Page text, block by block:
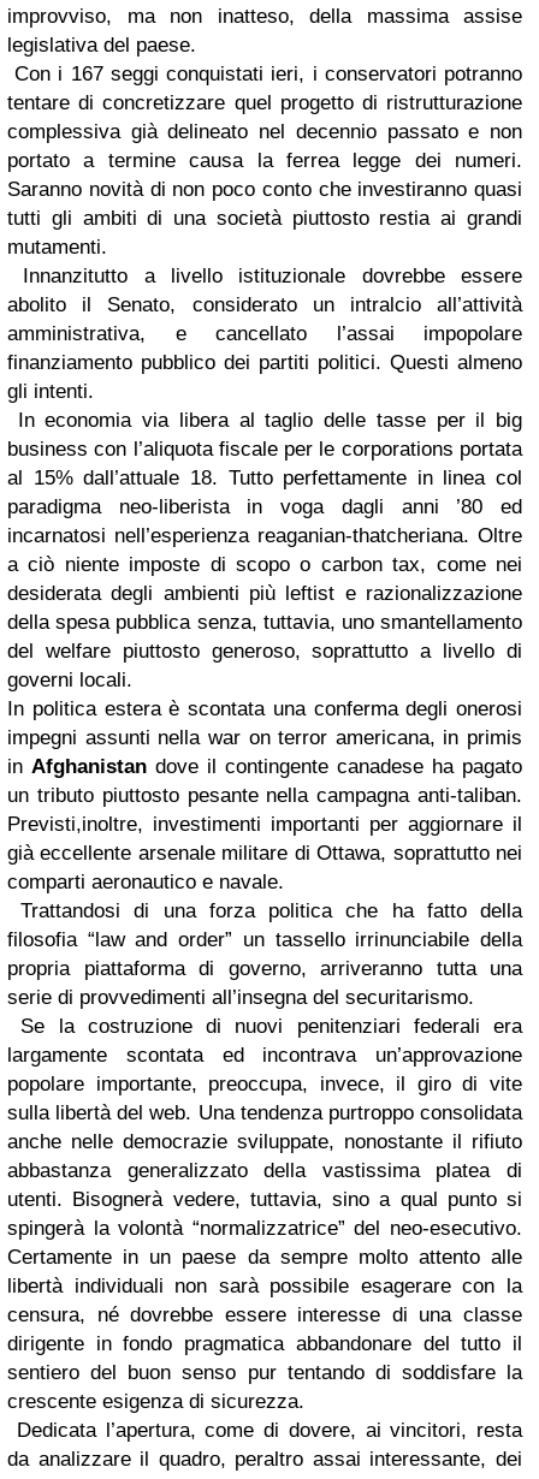
improvviso, ma non inatteso, della massima assise
legislativa del paese.
Con i 167 seggi conquistati ieri, i conservatori potranno
tentare di concretizzare quel progetto di ristrutturazione
complessiva già delineato nel decennio passato e non
portato a termine causa la ferrea legge dei numeri.
Saranno novità di non poco conto che investiranno quasi
tutti gli ambiti di una società piuttosto restia ai grandi
mutamenti.
Innanzitutto a livello istituzionale dovrebbe essere
abolito il Senato, considerato un intralcio all’attività
amministrativa, e cancellato l’assai impopolare
finanziamento pubblico dei partiti politici. Questi almeno
gli intenti.
In economia via libera al taglio delle tasse per il big
business con l’aliquota fiscale per le corporations portata
al 15% dall’attuale 18. Tutto perfettamente in linea col
paradigma neo-liberista in voga dagli anni ’80 ed
incarnatosi nell’esperienza reaganian-thatcheriana. Oltre
a ciò niente imposte di scopo o carbon tax, come nei
desiderata degli ambienti più leftist e razionalizzazione
della spesa pubblica senza, tuttavia, uno smantellamento
del welfare piuttosto generoso, soprattutto a livello di
governi locali.
In politica estera è scontata una conferma degli onerosi
impegni assunti nella war on terror americana, in primis
in Afghanistan dove il contingente canadese ha pagato
un tributo piuttosto pesante nella campagna anti-taliban.
Previsti,inoltre, investimenti importanti per aggiornare il
già eccellente arsenale militare di Ottawa, soprattutto nei
comparti aeronautico e navale.
Trattandosi di una forza politica che ha fatto della
filosofia “law and order” un tassello irrinunciabile della
propria piattaforma di governo, arriveranno tutta una
serie di provvedimenti all’insegna del securitarismo.
Se la costruzione di nuovi penitenziari federali era
largamente scontata ed incontrava un’approvazione
popolare importante, preoccupa, invece, il giro di vite
sulla libertà del web. Una tendenza purtroppo consolidata
anche nelle democrazie sviluppate, nonostante il rifiuto
abbastanza generalizzato della vastissima platea di
utenti. Bisognerà vedere, tuttavia, sino a qual punto si
spingerà la volontà “normalizzatrice” del neo-esecutivo.
Certamente in un paese da sempre molto attento alle
libertà individuali non sarà possibile esagerare con la
censura, né dovrebbe essere interesse di una classe
dirigente in fondo pragmatica abbandonare del tutto il
sentiero del buon senso pur tentando di soddisfare la
crescente esigenza di sicurezza.
Dedicata l’apertura, come di dovere, ai vincitori, resta
da analizzare il quadro, peraltro assai interessante, dei